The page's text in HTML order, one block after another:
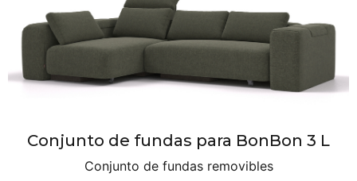
Conjunto de fundas para BonBon 3 L
Conjunto de fundas removibles